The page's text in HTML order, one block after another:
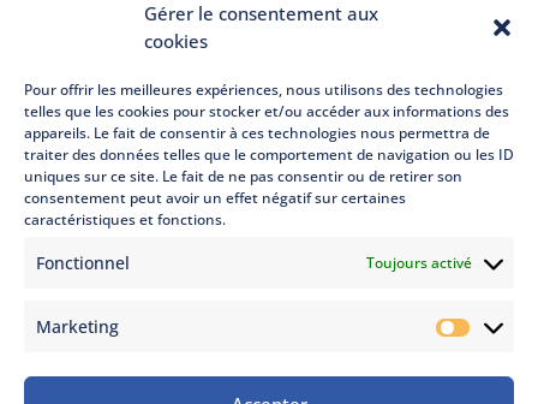
Gérer le consentement aux
cookies
Pour offrir les meilleures expériences, nous utilisons des technologies
telles que les cookies pour stocker et/ou accéder aux informations des
appareils. Le fait de consentir à ces technologies nous permettra de
traiter des données telles que le comportement de navigation ou les ID
uniques sur ce site. Le fait de ne pas consentir ou de retirer son
consentement peut avoir un effet négatif sur certaines
caractéristiques et fonctions.
Fonctionnel Toujours activé
Marketing